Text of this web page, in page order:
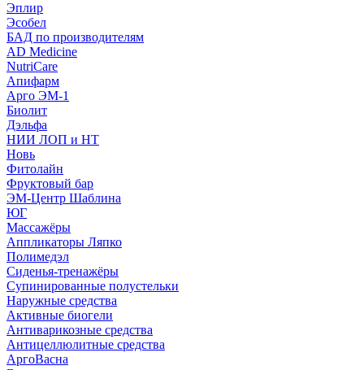
Эплир
Эсобел
БАД по производителям
AD Medicine
NutriCare
Апифарм
Арго ЭМ-1
Биолит
Дэльфа
НИИ ЛОП и НТ
Новь
Фитолайн
Фруктовый бар
ЭМ-Центр Шаблина
ЮГ
Массажёры
Аппликаторы Ляпко
Полимедэл
Сиденья-тренажёры
Супинированные полустельки
Наружные средства
Активные биогели
Антиварикозные средства
Антицеллюлитные средства
АргоВасна